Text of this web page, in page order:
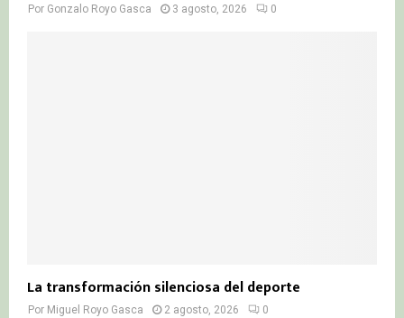
Por Gonzalo Royo Gasca 3 agosto, 2026 0
La transformación silenciosa del deporte
Por Miguel Royo Gasca 2 agosto, 2026 0